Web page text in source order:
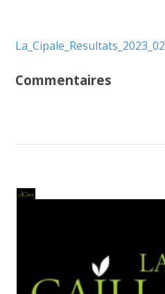
La_Cipale_Resultats_2023_02
Commentaires